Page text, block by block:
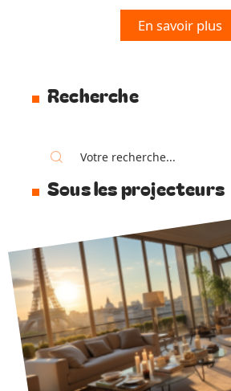
En savoir plus
Recherche
Sous les projecteurs